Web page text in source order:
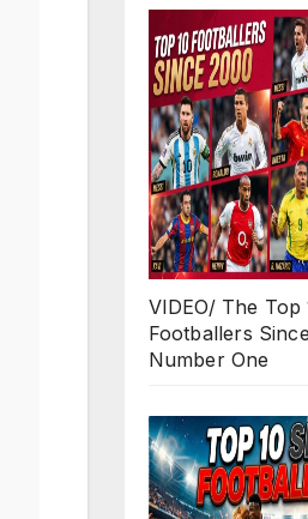
VIDEO/ The Top
Footballers
Number One